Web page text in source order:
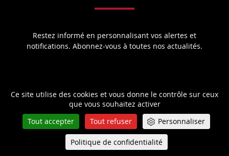
Ce site utilise des cookies et vous donne le contrôle sur ceux
que vous souhaitez activer
Tout accepter
Tout refuser Personnaliser
Politique de confidentialité
Restez informé en personnalisant vos alertes et
notifications. Abonnez-vous à toutes nos actualités.
Suivezla Cour
Retrouvez toute l’actualité de la Cour de cassation sur les
Queue-Fair